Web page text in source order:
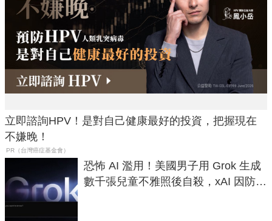
立即諮詢HPV！是對自己健康最好的投資，把握現在
不嫌晚！
PR（台灣癌症基金會）
恐怖 AI 濫用！美國男子用 Grok 生成
數千張兒童不雅照後自殺，xAI 因防護